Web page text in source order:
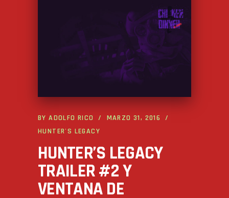
BYADOLFO RICO
MARZO 31, 2016
HUNTER'S LEGACY
HUNTER’S LEGACY
TRAILER #2 Y
VENTANA DE